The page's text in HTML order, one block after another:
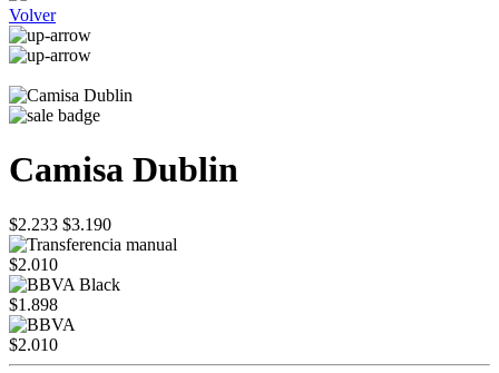
Volver
Camisa Dublin
$2.233 $3.190
$2.010
$1.898
$2.010